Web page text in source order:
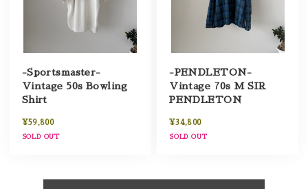
-Sportsmaster-
Vintage 50s Bowling
Shirt
¥59,800
SOLD OUT
-PENDLETON-
Vintage 70s M SIR
PENDLETON
¥34,800
SOLD OUT